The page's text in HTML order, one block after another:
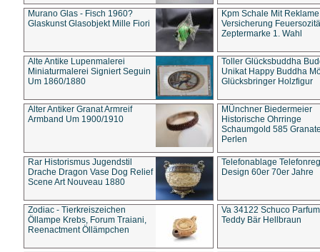
Murano Glas - Fisch 1960?
Glaskunst Glasobjekt Mille Fiori
Kpm Schale Mit Reklame
Versicherung
Zeptermarke 1. Wahl
Alte Antike Lupenmalerei
Miniaturmalerei Signiert Seguin
Um 1860/1880
Toller Glücksbuddha
Unikat Happy Buddha
Glücksbringer Holzfigur
Alter Antiker Granat Armreif
Armband Um 1900/1910
MÜnchner Biedermeier
Historische Ohrringe
Schaumgold 585
Perlen
Rar Historismus Jugendstil
Drache Dragon Vase Dog Relief
Scene Art Nouveau 1880
Telefonablage
Design 60er 70er Jahre
Zodiac - Tierkreiszeichen
Öllampe Krebs, Forum Traiani,
Reenactment Öllämpchen
Va 34122 Schuco
Teddy Bär Hellbraun